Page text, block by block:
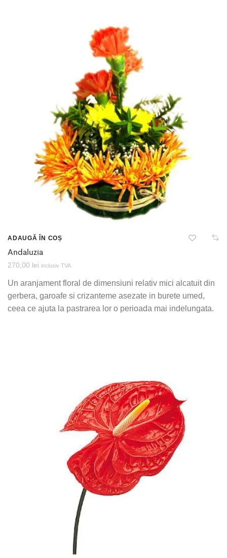
ADAUGĂ ÎN COȘ
Andaluzia
270,00 lei inclusiv TVA
Un aranjament floral de dimensiuni relativ mici alcatuit din
gerbera, garoafe si crizanteme asezate in burete umed,
ceea ce ajuta la pastrarea lor o perioada mai indelungata.